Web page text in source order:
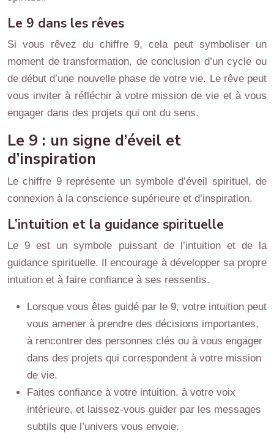
Le 9 dans les rêves
Si vous rêvez du chiffre 9, cela peut symboliser un
moment de transformation, de conclusion d’un cycle ou
de début d’une nouvelle phase de votre vie. Le rêve peut
vous inviter à réfléchir à votre mission de vie et à vous
engager dans des projets qui ont du sens.
Le 9 : un signe d’éveil et
d’inspiration
Le chiffre 9 représente un symbole d’éveil spirituel, de
connexion à la conscience supérieure et d’inspiration.
L’intuition et la guidance spirituelle
Le 9 est un symbole puissant de l’intuition et de la
guidance spirituelle. Il encourage à développer sa propre
intuition et à faire confiance à ses ressentis.
Lorsque vous êtes guidé par le 9, votre intuition peut
vous amener à prendre des décisions importantes,
à rencontrer des personnes clés ou à vous engager
dans des projets qui correspondent à votre mission
de vie.
Faites confiance à votre intuition, à votre voix
intérieure, et laissez-vous guider par les messages
subtils que l’univers vous envoie.